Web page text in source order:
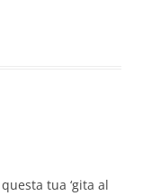
tua ‘gita al